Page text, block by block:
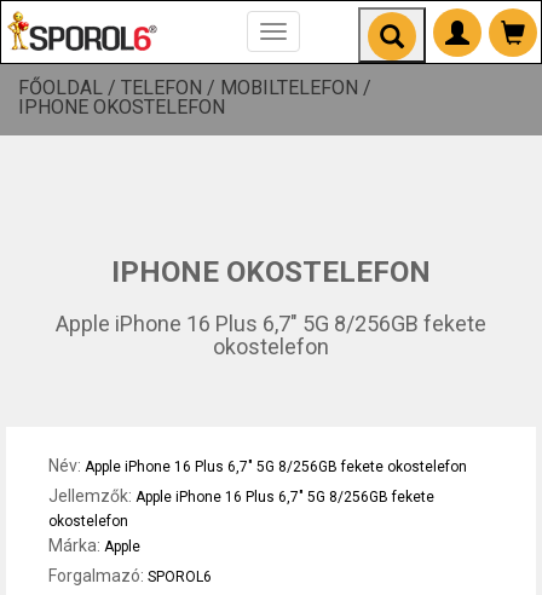
Toggle
navigation
FŐOLDAL / TELEFON / MOBILTELEFON /
IPHONE OKOSTELEFON
IPHONE OKOSTELEFON
Apple iPhone 16 Plus 6,7" 5G 8/256GB fekete
okostelefon
Név: Apple iPhone 16 Plus 6,7" 5G 8/256GB fekete okostelefon
Jellemzők: Apple iPhone 16 Plus 6,7" 5G 8/256GB fekete
okostelefon
Márka: Apple
Forgalmazó: SPOROL6